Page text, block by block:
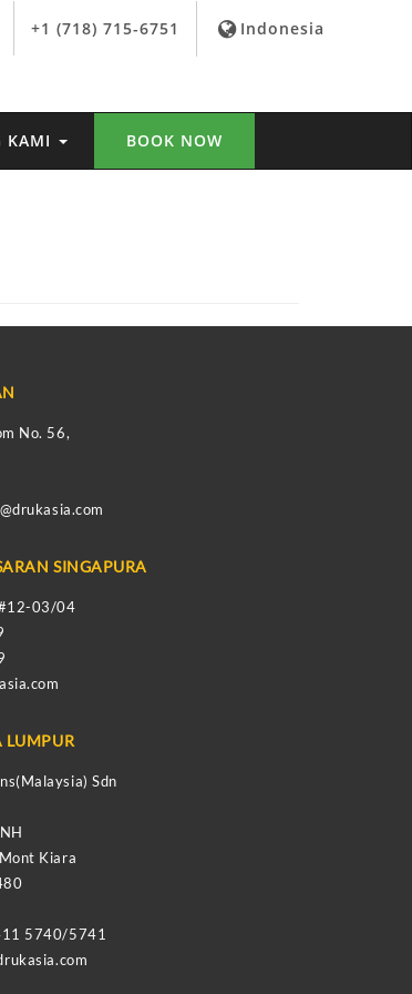
+1 (718) 715-6751 Indonesia
KAMI BOOK NOW
No. 56,
SINGAPURA
03/04
LUMPUR
Sdn
Kiara
5740/5741